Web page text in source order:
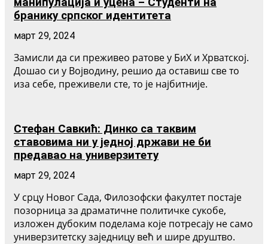
бранику српског идентитета
март 29, 2024
Замисли да си преживео ратове у БиХ и Хрватској.
Дошао си у Војводину, решио да оставиш све то
иза себе, преживели сте, то је најбитније.
Стефан Савкић: Динко са таквим
ставовима ни у једној држави не би
предавао на универзитету
март 29, 2024
У срцу Новог Сада, Филозофски факултет постаје
позорница за драматичне политичке сукобе,
изложен дубоким поделама које потресају не само
универзитетску заједницу већ и шире друштво.